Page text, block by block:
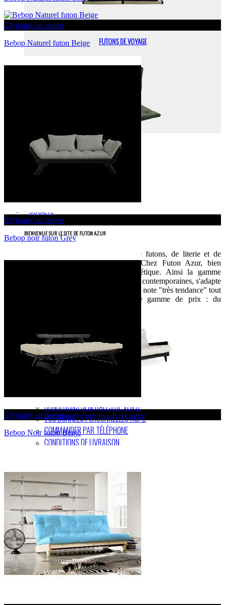
FUTONS DE VOYAGE
TATAMIS
MOBILIER
ACCESSOIRES
SOCIÉTÉ
BIENVENUE SUR LE SITE DE FUTON AZUR
Spécialiste de la vente en ligne de futons, de literie et de
canapés convertibles depuis 1999.Chez Futon Azur, bien
dormir est aussi synonyme d’esthétique. Ainsi la gamme
Futon Azur, avec ses lignes sobres et contemporaines, s'adapte
à tous les intérieurs et leur ajoute une note "très tendance" tout
en respectant votre budget. Large gamme de prix : du
CONDITIONS GÉNÉRALES DE VENTE
VOS DONNÉES PERSONNELLES RGPD
COMMANDER PAR TÉLÉPHONE
CONDITIONS DE LIVRAISON
CONNEXION
DÉCONNEXION
Ajouter au panier
Bebop Naturel futon Beige
Ajouter au panier
Bebop noir futon Grey
Ajouter au panier
Bebop Noir futon Beige